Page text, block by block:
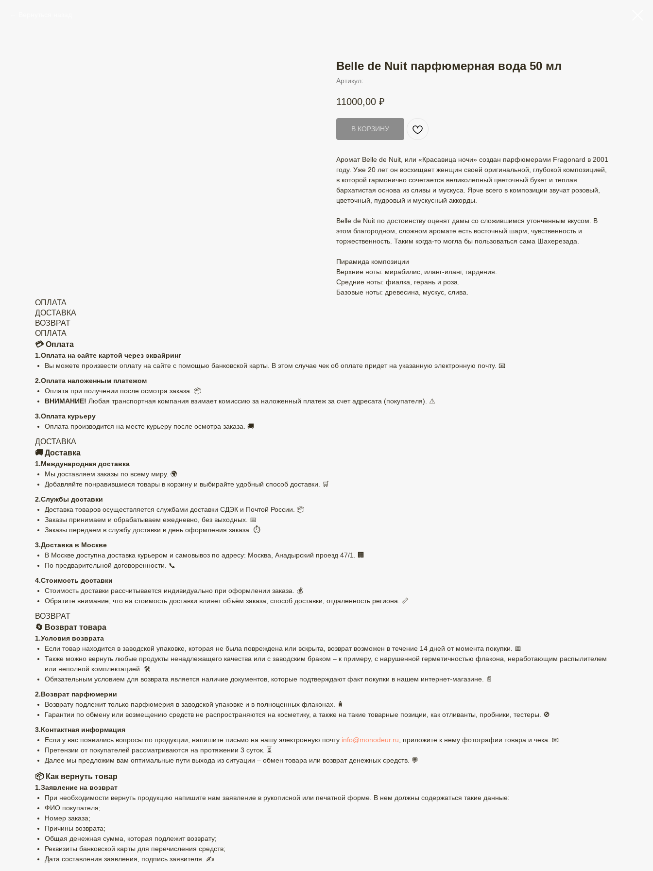
Belle de Nuit парфюмерная вода 50 мл
Артикул:
11000,00 ₽
В КОРЗИНУ
Аромат Belle de Nuit, или «Красавица ночи» создан парфюмерами Fragonard в 2001
году. Уже 20 лет он восхищает женщин своей оригинальной, глубокой композицией,
в которой гармонично сочетается великолепный цветочный букет и теплая
бархатистая основа из сливы и мускуса. Ярче всего в композиции звучат розовый,
цветочный, пудровый и мускусный аккорды.
Belle de Nuit по достоинству оценят дамы со сложившимся утонченным вкусом. В
этом благородном, сложном аромате есть восточный шарм, чувственность и
торжественность. Таким когда-то могла бы пользоваться сама Шахерезада.
Пирамида композиции
Верхние ноты: мирабилис, иланг-иланг, гардения.
Средние ноты: фиалка, герань и роза.
Базовые ноты: древесина, мускус, слива.
ОПЛАТА
ДОСТАВКА
ВОЗВРАТ
ОПЛАТА
💳 Оплата
1.Оплата на сайте картой через эквайринг
Вы можете произвести оплату на сайте с помощью банковской карты. В этом случае чек об оплате придет на указанную электронную почту. 📧
2.Оплата наложенным платежом
Оплата при получении после осмотра заказа. 📦
ВНИМАНИЕ! Любая транспортная компания взимает комиссию за наложенный платеж за счет адресата (покупателя). ⚠️
3.Оплата курьеру
Оплата производится на месте курьеру после осмотра заказа. 🚚
ДОСТАВКА
🚚 Доставка
1.Международная доставка
Мы доставляем заказы по всему миру. 🌍
Добавляйте понравившиеся товары в корзину и выбирайте удобный способ доставки. 🛒
2.Службы доставки
Доставка товаров осуществляется службами доставки СДЭК и Почтой России. 📦
Заказы принимаем и обрабатываем ежедневно, без выходных. 📅
Заказы передаем в службу доставки в день оформления заказа. ⏱️
3.Доставка в Москве
В Москве доступна доставка курьером и самовывоз по адресу: Москва, Анадырский проезд 47/1. 🏢
По предварительной договоренности. 📞
4.Стоимость доставки
Стоимость доставки рассчитывается индивидуально при оформлении заказа. 💰
Обратите внимание, что на стоимость доставки влияет объём заказа, способ доставки, отдаленность региона. 📏
ВОЗВРАТ
🔄 Возврат товара
1.Условия возврата
Если товар находится в заводской упаковке, которая не была повреждена или вскрыта, возврат возможен в течение 14 дней от момента покупки. 📅
Также можно вернуть любые продукты ненадлежащего качества или с заводским браком – к примеру, с нарушенной герметичностью флакона, неработающим распылителем
или неполной комплектацией. 🛠️
Обязательным условием для возврата является наличие документов, которые подтверждают факт покупки в нашем интернет-магазине. 📄
2.Возврат парфюмерии
Возврату подлежит только парфюмерия в заводской упаковке и в полноценных флаконах. 🧴
Гарантии по обмену или возмещению средств не распространяются на косметику, а также на такие товарные позиции, как отливанты, пробники, тестеры. 🚫
3.Контактная информация
Если у вас появились вопросы по продукции, напишите письмо на нашу электронную почту info@monodeur.ru, приложите к нему фотографии товара и чека. 📧
Претензии от покупателей рассматриваются на протяжении 3 суток. ⏳
Далее мы предложим вам оптимальные пути выхода из ситуации – обмен товара или возврат денежных средств. 💬
📦 Как вернуть товар
1.Заявление на возврат
При необходимости вернуть продукцию напишите нам заявление в рукописной или печатной форме. В нем должны содержаться такие данные:
ФИО покупателя;
Номер заказа;
Причины возврата;
Общая денежная сумма, которая подлежит возврату;
Реквизиты банковской карты для перечисления средств;
Дата составления заявления, подпись заявителя. ✍️